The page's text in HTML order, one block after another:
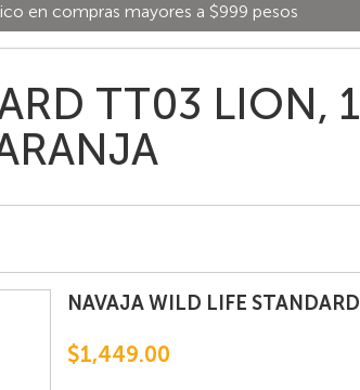
en compras mayores a $999 pesos
TT03 LION,
NAVAJA WILD LIFE
$1,449.00